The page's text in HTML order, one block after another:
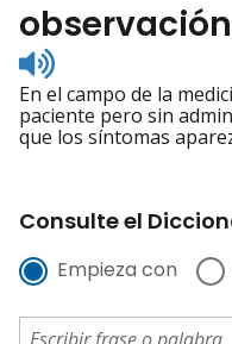
observación
Listen
to
pronunciation
En el campo de la
paciente pero sin
que los síntomas
Consulte el
Empieza con